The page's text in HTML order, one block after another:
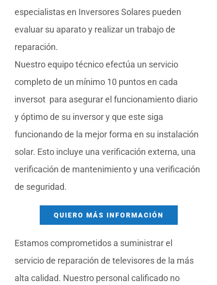
especialistas en Inversores Solares pueden
evaluar su aparato y realizar un trabajo de
reparación.
Nuestro equipo técnico efectúa un servicio
completo de un mínimo 10 puntos en cada
inversot para asegurar el funcionamiento diario
y óptimo de su inversor y que este siga
funcionando de la mejor forma en su instalación
solar. Esto incluye una verificación externa, una
verificación de mantenimiento y una verificación
de seguridad.
QUIERO MÁS INFORMACIÓN
Estamos comprometidos a suministrar el
servicio de reparación de televisores de la más
alta calidad. Nuestro personal calificado no